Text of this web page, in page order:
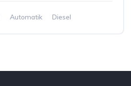
Automatik
Diesel